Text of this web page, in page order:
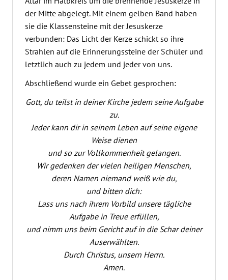
der Mitte abgelegt. Mit einem gelben Band haben
sie die Klassensteine mit der Jesuskerze
verbunden: Das Licht der Kerze schickt so ihre
Strahlen auf die Erinnerungssteine der Schüler und
letztlich auch zu jedem und jeder von uns.
Abschließend wurde ein Gebet gesprochen:
Gott, du teilst in deiner Kirche jedem seine Aufgabe
zu.
Jeder kann dir in seinem Leben auf seine eigene
Weise dienen
und so zur Vollkommenheit gelangen.
Wir gedenken der vielen heiligen Menschen,
deren Namen niemand weiß wie du,
und bitten dich:
Lass uns nach ihrem Vorbild unsere tägliche
Aufgabe in Treue erfüllen,
und nimm uns beim Gericht auf in die Schar deiner
Auserwählten.
Durch Christus, unsern Herrn.
Amen.